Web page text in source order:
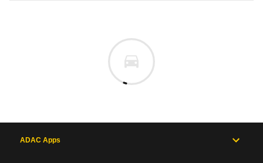
ADAC Apps